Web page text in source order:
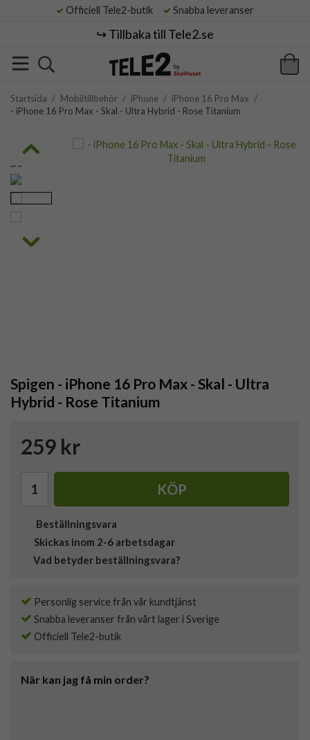
Officiell Tele2-butik Snabba leveranser
↪️ Tillbaka till Tele2.se
Startsida / Mobiltillbehör / iPhone / iPhone 16 Pro Max /
- iPhone 16 Pro Max - Skal - Ultra Hybrid - Rose Titanium
Spigen - iPhone 16 Pro Max - Skal - Ultra
Hybrid - Rose Titanium
259 kr
KÖP
Beställningsvara
Skickas inom 2-6 arbetsdagar
Vad betyder beställningsvara?
Personlig service från vår kundtjänst
Snabba leveranser från vårt lager i Sverige
Officiell Tele2-butik
När kan jag få min order?